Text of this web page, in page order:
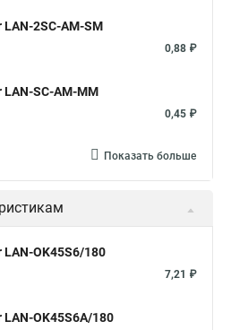
2SC-AM-SM
0,88 ₽
SC-AM-MM
0,45 ₽
Показать больше
LAN-OK45S6/180
7,21 ₽
OK45S6A/180